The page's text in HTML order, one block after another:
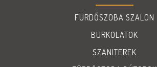
FÜRDŐSZOBA SZALON
BURKOLATOK
SZANITEREK